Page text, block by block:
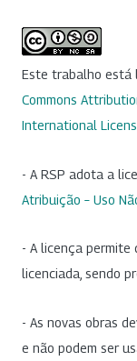
Este trabalho está
Commons
International
- A RSP adota a
Atribuição – Uso
- A licença permite
licenciada, sendo
- As novas obras
e não podem ser